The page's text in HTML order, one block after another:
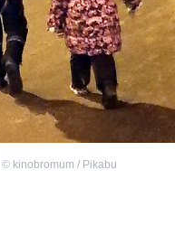
© kinobromum / Pikabu